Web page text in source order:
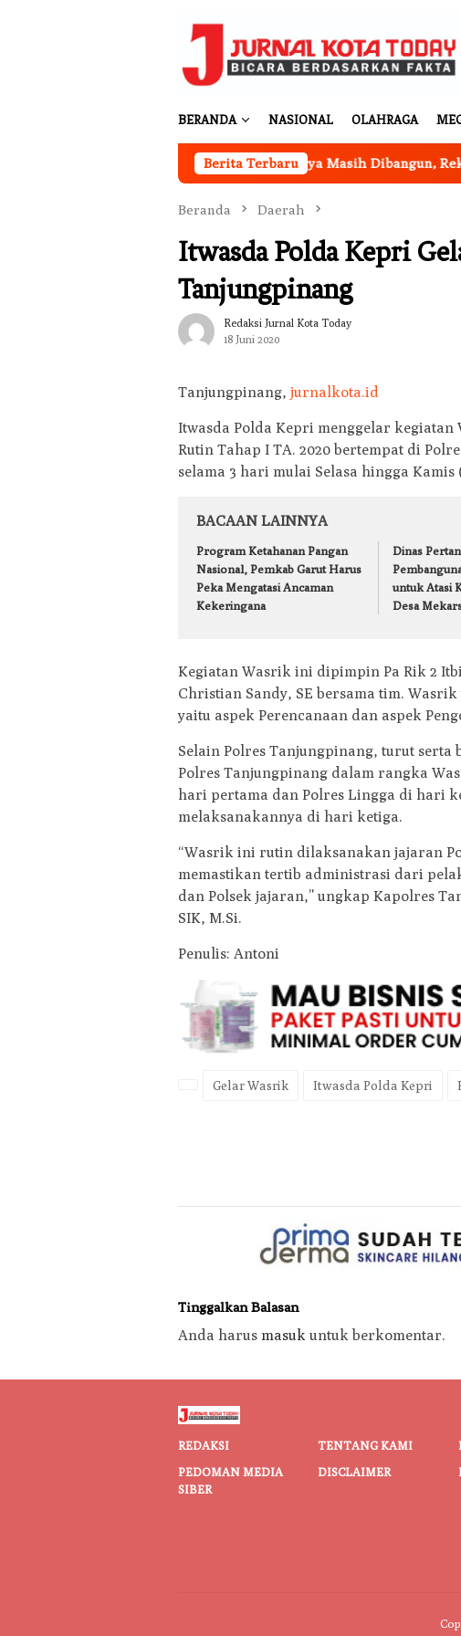
BERANDA NASIONAL OLAHRAGA
Berita Terbaru
Koperasi Merah Putih Desa Sukakarya Masih Dibangun,
Beranda Daerah
Itwasda Polda Kepri
Tanjungpinang
Redaksi Jurnal Kota Today
18 Juni 2020
Tanjungpinang, jurnalkota.id
Itwasda Polda Kepri menggelar kegiatan
Rutin Tahap I TA. 2020 bertempat di
selama 3 hari mulai Selasa hingga Kamis
BACAAN LAINNYA
Program Ketahanan Pangan
Nasional, Pemkab Garut Harus
Peka Mengatasi Ancaman
Kekeringana
Dinas
untuk Atasi
Desa
Kegiatan Wasrik ini dipimpin Pa Rik 2
Christian Sandy, SE bersama tim.
yaitu aspek Perencanaan dan aspek
Selain Polres Tanjungpinang, turut serta
Polres Tanjungpinang dalam rangka
hari pertama dan Polres Lingga di hari
melaksanakannya di hari ketiga.
“Wasrik ini rutin dilaksanakan jajaran
memastikan tertib administrasi dari
dan Polsek jajaran,” ungkap Kapolres
SIK, M.Si.
Penulis: Antoni
Gelar Wasrik Itwasda Polda Kepri
Tinggalkan Balasan
Anda harus masuk untuk berkomentar.
REDAKSI TENTANG KAMI
PEDOMAN MEDIA
SIBER
DISCLAIMER